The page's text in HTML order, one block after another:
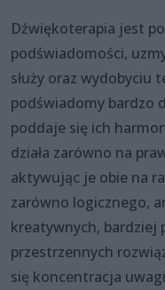
Dźwiękoterapia jest
podświadomości,
służy oraz wydobyciu
podświadomy bardzo
poddaje się ich
działa zarówno na
aktywując je obie na
zarówno logicznego,
kreatywnych, bardziej
przestrzennych
się koncentracja